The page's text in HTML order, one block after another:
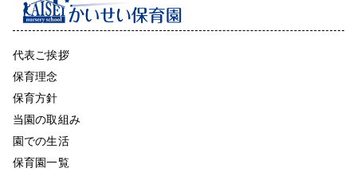
代表ご挨拶
保育理念
保育方針
当園の取組み
園での生活
保育園一覧